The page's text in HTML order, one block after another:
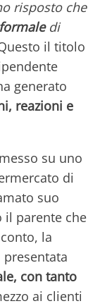
risposto che
di
il titolo
generato
reazioni e
su uno
di
suo
il parente che
la
con tanto
ai clienti